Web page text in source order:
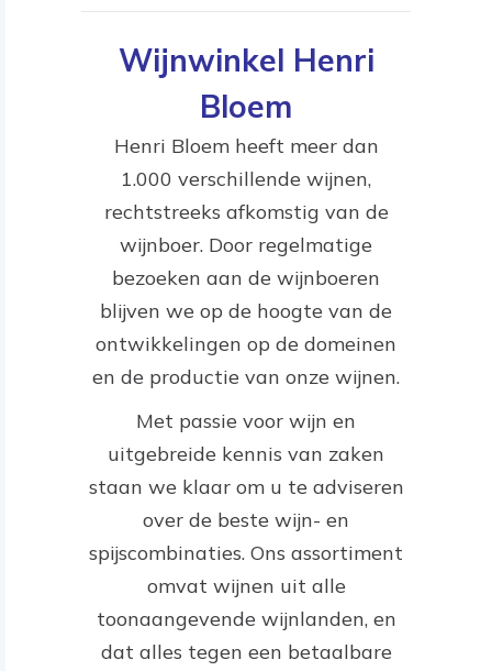
Wijnwinkel Henri
Bloem
Henri Bloem heeft meer dan
1.000 verschillende wijnen,
rechtstreeks afkomstig van de
wijnboer. Door regelmatige
bezoeken aan de wijnboeren
blijven we op de hoogte van de
ontwikkelingen op de domeinen
en de productie van onze wijnen.
Met passie voor wijn en
uitgebreide kennis van zaken
staan we klaar om u te adviseren
over de beste wijn- en
spijscombinaties. Ons assortiment
omvat wijnen uit alle
toonaangevende wijnlanden, en
dat alles tegen een betaalbare